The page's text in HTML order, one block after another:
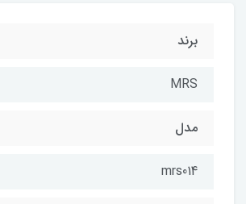
برند
MRS
مدل
mrs014